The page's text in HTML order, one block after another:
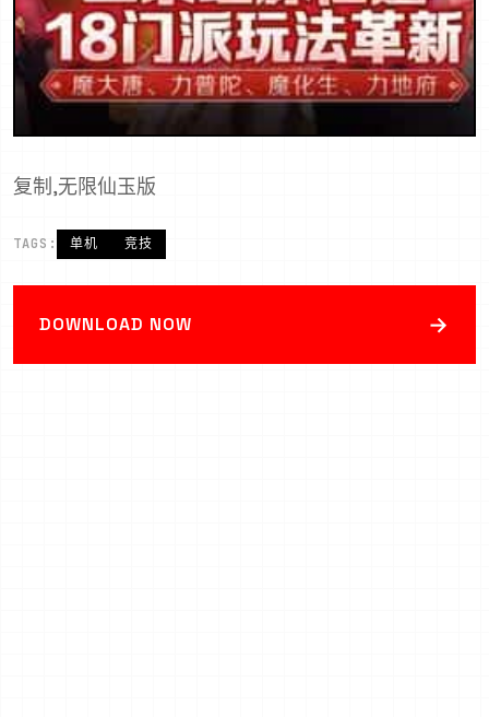
复制,无限仙玉版
TAGS: 单机 竞技
DOWNLOAD NOW →